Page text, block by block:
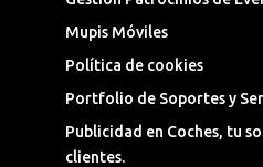
Mupis Móviles
Política de cookies
Portfolio de Soportes y
Publicidad en Coches, tu
clientes.